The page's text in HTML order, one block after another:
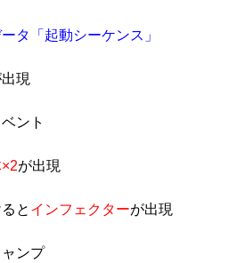
タ「起動シーケンス」
現
ント
が出現
と インフェクターが出現
ャンプ